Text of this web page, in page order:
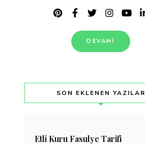
DEVAMI
SON EKLENEN YAZILAR
Etli Kuru Fasulye Tarifi